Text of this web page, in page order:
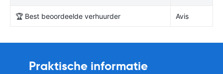
🏆 Best beoordeelde verhuurder Avis
Praktische informatie